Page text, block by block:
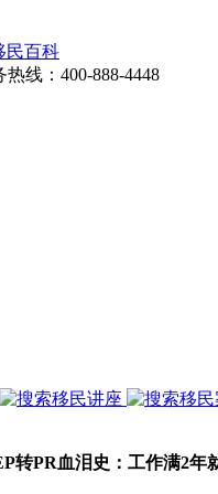
民百科
热线： 400-888-4448
转PR血泪史：工作满2年